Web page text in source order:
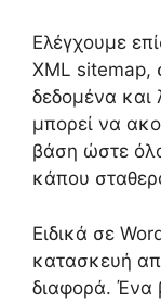
Ελέγχουμε
XML sitemap,
δεδομένα και
μπορεί να
βάση ώστε
κάπου
Ειδικά σε
κατασκευή
διαφορά. Ένα